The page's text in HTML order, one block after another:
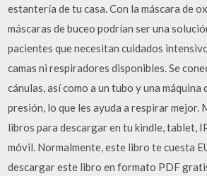
estantería de tu casa. Con la máscara de
máscaras de buceo podrían ser una
pacientes que necesitan cuidados
camas ni respiradores disponibles. Se
cánulas, así como a un tubo y una máquina
presión, lo que les ayuda a respirar mejor.
libros para descargar en tu kindle, tablet,
móvil. Normalmente, este libro te cuesta
descargar este libro en formato PDF